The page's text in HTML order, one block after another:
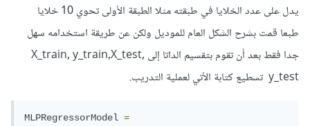
يدل على عدد الخلايا في طبقته مثلا الطبقة الأولى تحوي 10 خلايا
طبعا قمت بشرح الشكل العام للموديل ولكن عن طريقة استخدامه سهل
جدا فقط بعد أن تقوم بتقسيم الداتا إلى X_train, y_train,X_test,
y_test تسطيع كتابة الأتي لعملية التدريب.
MLPRegressorModel
=